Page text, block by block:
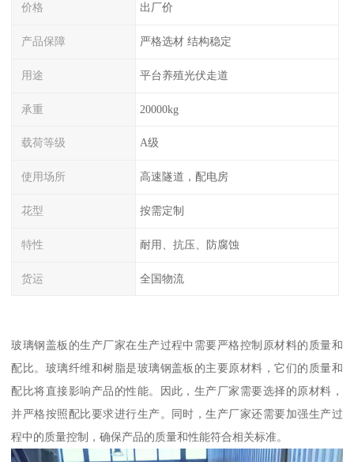
价格 出厂价
产品保障 严格选材 结构稳定
用途 平台养殖光伏走道
承重 20000kg
载荷等级 A级
使用场所 高速隧道，配电房
花型 按需定制
特性 耐用、抗压、防腐蚀
货运 全国物流
玻璃钢盖板的生产厂家在生产过程中需要严格控制原材料的质量和
配比。玻璃纤维和树脂是玻璃钢盖板的主要原材料，它们的质量和
配比将直接影响产品的性能。因此，生产厂家需要选择的原材料，
并严格按照配比要求进行生产。同时，生产厂家还需要加强生产过
程中的质量控制，确保产品的质量和性能符合相关标准。